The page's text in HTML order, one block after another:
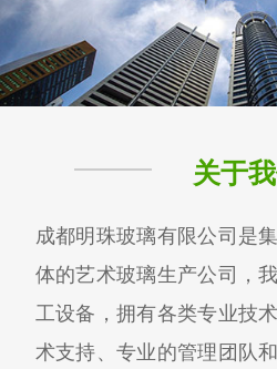
关于
成都明珠玻璃有限公司是
体的艺术玻璃生产公司，
工设备，拥有各类专业技
术支持、专业的管理团队